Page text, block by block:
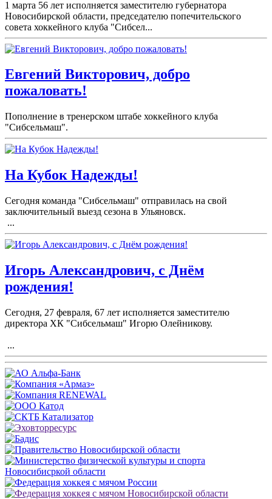
1 марта 56 лет исполняется заместителю губернатора
Новосибирской области, председателю попечительского
совета хоккейного клуба "Сибсел...
Евгений Викторович, добро
пожаловать!
Пополнение в тренерском штабе хоккейного клуба
"Сибсельмаш".
На Кубок Надежды!
Сегодня команда "Сибсельмаш" отправилась на свой
заключительный выезд сезона в Ульяновск.
...
Игорь Александрович, с Днём
рождения!
Сегодня, 27 февраля, 67 лет исполняется заместителю
директора ХК "Сибсельмаш" Игорю Олейникову.
...